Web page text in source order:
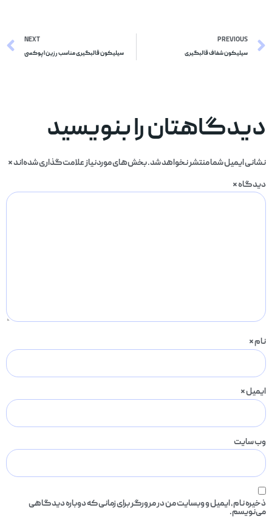
PREVIOUS
سیلیکون شفاف قالبگیری
NEXT
سیلیکون قالبگیری مناسب رزین اپوکسی
دیدگاهتان را بنویسید
نشانی ایمیل شما منتشر نخواهد شد.بخش‌های موردنیاز علامت‌گذاری شده‌اند*
دیدگاه*
نام*
ایمیل*
وب‌ سایت
ذخیره نام، ایمیل و وبسایت من در مرورگر برای زمانی که دوباره دیدگاهی
می‌نویسم.